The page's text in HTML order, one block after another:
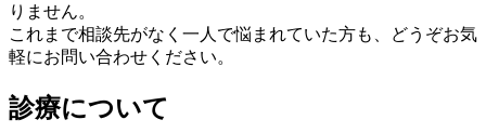
りません。
これまで相談先がなく一人で悩まれていた方も、どうぞお気
軽にお問い合わせください。
診療について